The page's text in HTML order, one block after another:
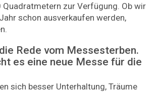
Quadratmetern zur Verfügung. Ob wir
schon ausverkaufen werden,
Rede vom Messesterben.
es eine neue Messe für die
sich besser Unterhaltung, Träume